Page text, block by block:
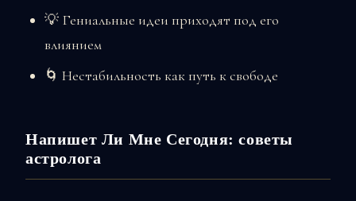
💡 Гениальные идеи приходят под его
влиянием
🌀 Нестабильность как путь к свободе
Напишет Ли Мне Сегодня: советы
астролога